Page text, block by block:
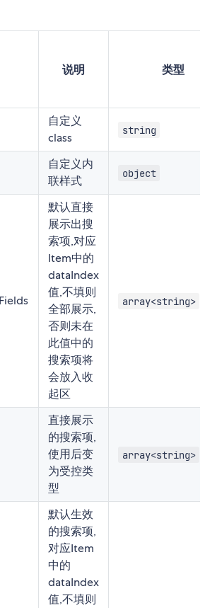
说明 类型
自定义
class
string
自定义内
联样式
object
默认直接
展示出搜
索项,对应
Item中的
dataIndex
值,不填则
全部展示,
否则未在
此值中的
搜索项将
会放入收
起区
array<string>
直接展示
的搜索项,
使用后变
为受控类
型
array<string>
默认生效
的搜索项,
对应Item
中的
dataIndex
值,不填则